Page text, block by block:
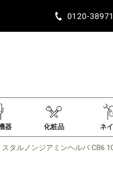
0120-
器 化粧品 ネ
タルノンジアミンヘルバ CB6